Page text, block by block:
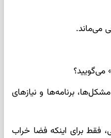
می‌ماند.
می‌گویید؟
برنامه‌ها و نیازهای
فقط برای اینکه فضا خراب